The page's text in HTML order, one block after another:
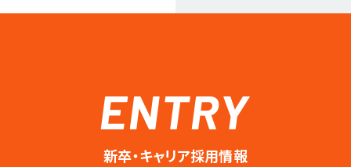
ENTRY
新卒・キャリア採用情報